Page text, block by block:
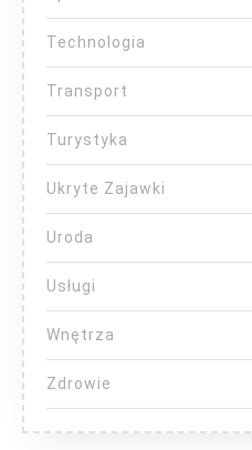
Technologia
Transport
Turystyka
Ukryte Zajawki
Uroda
Usługi
Wnętrza
Zdrowie